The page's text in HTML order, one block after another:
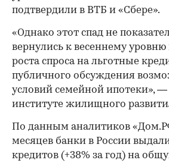
подтвердили в ВТБ и «Сбере».
«Однако этот спад не
вернулись к весеннему уровню
роста спроса на льготные
публичного обсуждения
условий семейной ипотеки»,
институте жилищного
По данным аналитиков
месяцев банки в России
кредитов (+38% за год) на